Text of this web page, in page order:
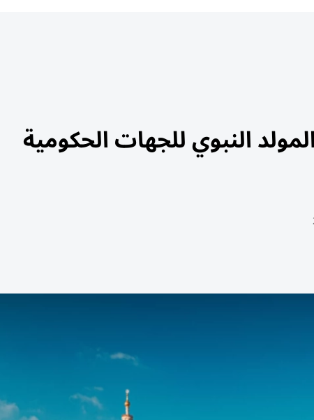
المولد النبوي للجهات الحكومية